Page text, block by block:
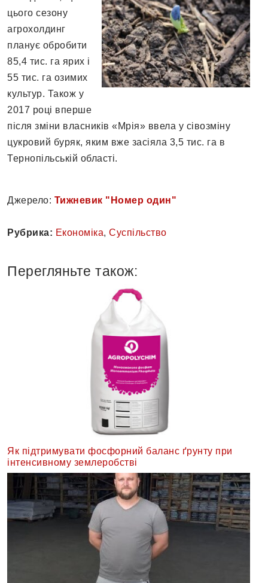
цього сезону
агрохолдинг
планує обробити
85,4 тис. га ярих і
55 тис. га озимих
культур. Також у
2017 році вперше
після зміни власників «Мрія» ввела у сівозміну
цукровий буряк, яким вже засіяла 3,5 тис. га в
Тернопільській області.
Джерело: Тижневик "Номер один"
Рубрика: Економіка, Суспільство
Перегляньте також:
Як підтримувати фосфорний баланс ґрунту при
інтенсивному землеробстві